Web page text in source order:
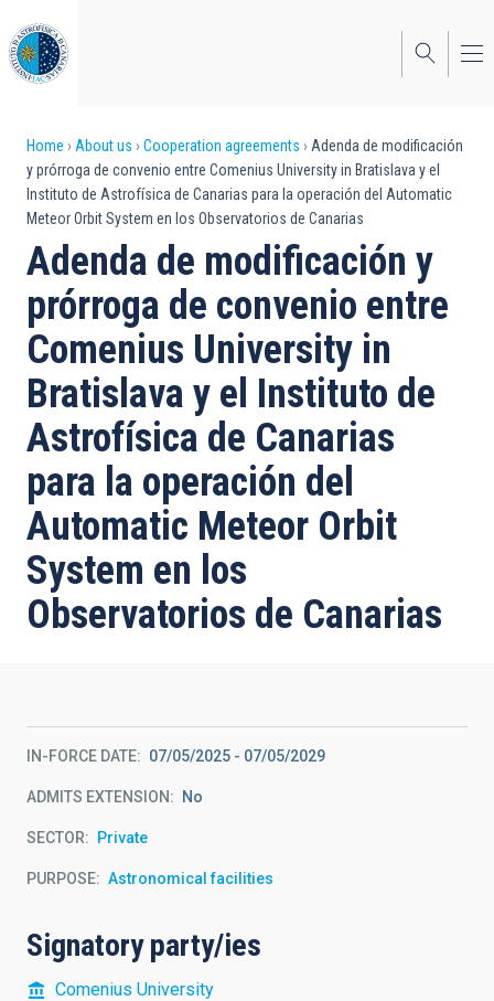
to
main
content
Breadcrumb
Home About us Cooperation agreements
Adenda de modificación
y prórroga de convenio entre Comenius University in Bratislava y el
Instituto de Astrofísica de Canarias para la operación del Automatic
Meteor Orbit System en los Observatorios de Canarias
Adenda de modificación y
prórroga de convenio entre
Comenius University in
Bratislava y el Instituto de
Astrofísica de Canarias
para la operación del
Automatic Meteor Orbit
System en los
Observatorios de Canarias
IN-FORCE DATE 07/05/2025 - 07/05/2029
ADMITS EXTENSION No
SECTOR Private
PURPOSE Astronomical facilities
Signatory party/ies
Comenius University